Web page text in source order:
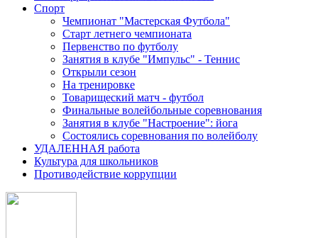
Спорт
Чемпионат "Мастерская Футбола"
Старт летнего чемпионата
Первенство по футболу
Занятия в клубе "Импульс" - Теннис
Открыли сезон
На тренировке
Товарищеский матч - футбол
Финальные волейбольные соревнования
Занятия в клубе "Настроение": йога
Состоялись соревнования по волейболу
УДАЛЕННАЯ работа
Культура для школьников
Противодействие коррупции